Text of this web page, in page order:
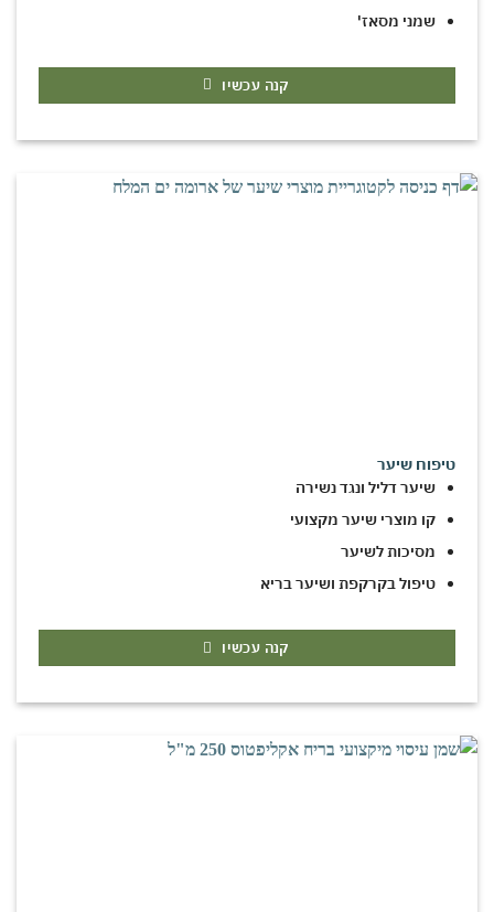
שמני מסאז'
קנה עכשיו
טיפוח שיער
שיער דליל ונגד נשירה
קו מוצרי שיער מקצועי
מסיכות לשיער
טיפול בקרקפת ושיער בריא
קנה עכשיו